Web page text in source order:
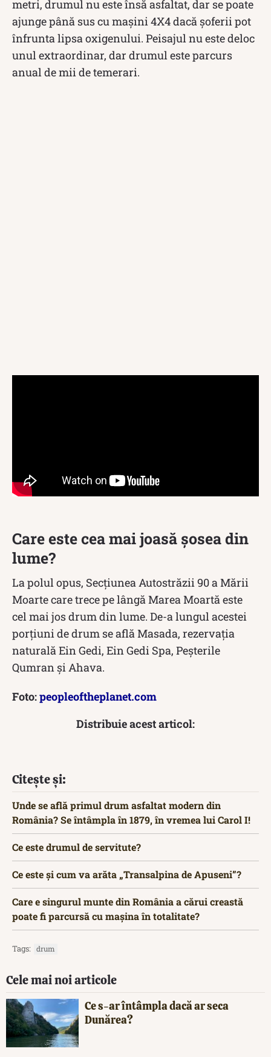
metri, drumul nu este însă asfaltat, dar se poate
ajunge până sus cu mașini 4X4 dacă șoferii pot
înfrunta lipsa oxigenului. Peisajul nu este deloc
unul extraordinar, dar drumul este parcurs
anual de mii de temerari.
Care este cea mai joasă șosea din
lume?
La polul opus, Secțiunea Autostrăzii 90 a Mării
Moarte care trece pe lângă Marea Moartă este
cel mai jos drum din lume. De-a lungul acestei
porțiuni de drum se află Masada, rezervația
naturală Ein Gedi, Ein Gedi Spa, Peșterile
Qumran și Ahava.
Foto:peopleoftheplanet.com
Distribuie acest articol:
Citește și:
Unde se află primul drum asfaltat modern din
România? Se întâmpla în 1879, în vremea lui Carol I!
Ce este drumul de servitute?
Ce este și cum va arăta „Transalpina de Apuseni”?
Care e singurul munte din România a cărui creastă
poate fi parcursă cu mașina în totalitate?
Tags: drum
Cele mai noi articole
Ce s-ar întâmpla dacă ar seca
Dunărea?